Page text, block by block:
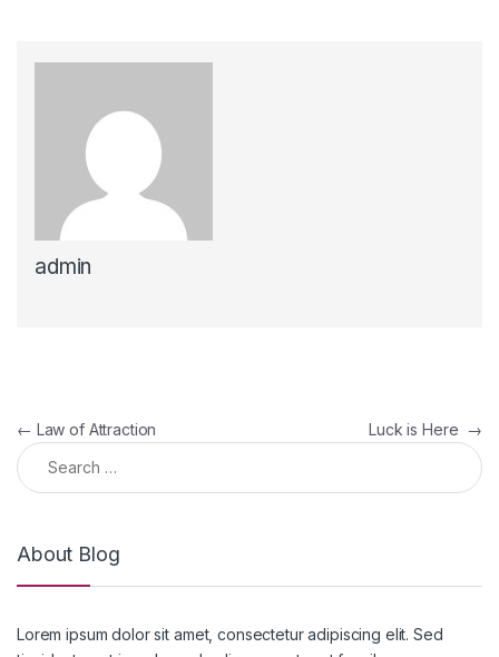
admin
Post navigation
← Law of Attraction Luck is Here →
Search for:
About Blog
Lorem ipsum dolor sit amet, consectetur adipiscing elit. Sed